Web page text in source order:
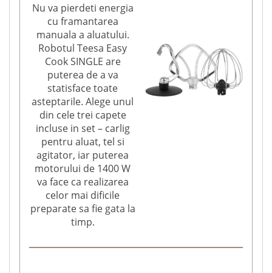
Nu va pierdeti energia
cu framantarea
manuala a aluatului.
Robotul Teesa Easy
Cook SINGLE are
puterea de a va
statisface toate
asteptarile. Alege unul
din cele trei capete
incluse in set – carlig
pentru aluat, tel si
agitator, iar puterea
motorului de 1400 W
va face ca realizarea
celor mai dificile
preparate sa fie gata la
timp.